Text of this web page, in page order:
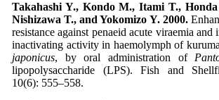
Takahashi Y., Kondo M., Itami T.,
Nishizawa T., and Yokomizo Y. 2000.
resistance against penaeid acute viraemia
inactivating activity in haemolymph of
japonicus, by oral administration of
lipopolysaccharide (LPS). Fish and
10(6): 555–558.